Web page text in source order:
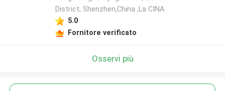
District, Shenzhen,China ,La CINA
5.0
Fornitore verificato
Osservi più